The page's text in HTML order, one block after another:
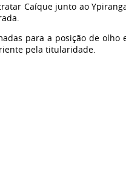
Caíque junto ao
para a posição de olho
pela titularidade.